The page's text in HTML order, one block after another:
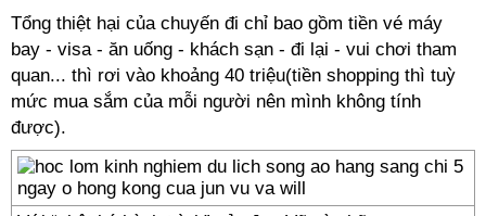
Tổng thiệt hại của chuyến đi chỉ bao gồm tiền vé máy
bay - visa - ăn uống - khách sạn - đi lại - vui chơi tham
quan... thì rơi vào khoảng 40 triệu(tiền shopping thì tuỳ
mức mua sắm của mỗi người nên mình không tính
được).